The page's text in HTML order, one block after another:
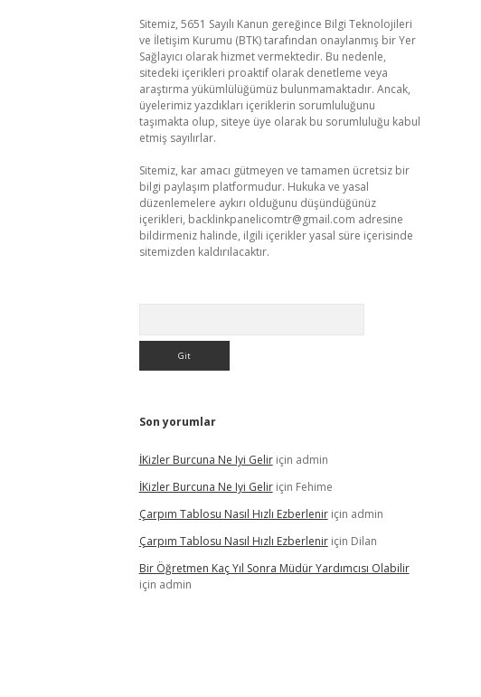
Sitemiz, 5651 Sayılı Kanun gereğince Bilgi Teknolojileri
ve İletişim Kurumu (BTK) tarafından onaylanmış bir Yer
Sağlayıcı olarak hizmet vermektedir. Bu nedenle,
sitedeki içerikleri proaktif olarak denetleme veya
araştırma yükümlülüğümüz bulunmamaktadır. Ancak,
üyelerimiz yazdıkları içeriklerin sorumluluğunu
taşımakta olup, siteye üye olarak bu sorumluluğu kabul
etmiş sayılırlar.
Sitemiz, kar amacı gütmeyen ve tamamen ücretsiz bir
bilgi paylaşım platformudur. Hukuka ve yasal
düzenlemelere aykırı olduğunu düşündüğünüz
içerikleri, backlinkpanelicomtr@gmail.com adresine
bildirmeniz halinde, ilgili içerikler yasal süre içerisinde
sitemizden kaldırılacaktır.
Son yorumlar
İKizler Burcuna Ne Iyi Geliriçin admin
İKizler Burcuna Ne Iyi Geliriçin Fehime
Çarpım Tablosu Nasıl Hızlı Ezberleniriçin admin
Çarpım Tablosu Nasıl Hızlı Ezberleniriçin Dilan
Bir Öğretmen Kaç Yıl Sonra Müdür Yardımcısı Olabilir
için admin